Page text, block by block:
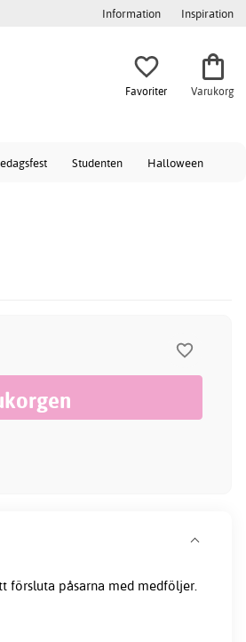
Information Inspiration
Favoriter Varukorg
Studenten Halloween
försluta påsarna med medföljer.